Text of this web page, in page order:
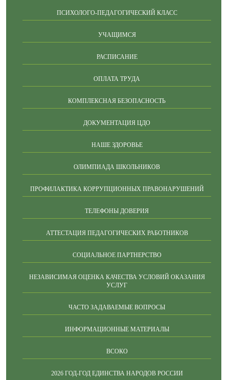
ПСИХОЛОГО-ПЕДАГОГИЧЕСКИЙ КЛАСС
УЧАЩИМСЯ
РАСПИСАНИЕ
ОПЛАТА ТРУДА
КОМПЛЕКСНАЯ БЕЗОПАСНОСТЬ
ДОКУМЕНТАЦИЯ ЦДО
НАШЕ ЗДОРОВЬЕ
ОЛИМПИАДА ШКОЛЬНИКОВ
ПРОФИЛАКТИКА КОРРУПЦИОННЫХ ПРАВОНАРУШЕНИЙ
ТЕЛЕФОНЫ ДОВЕРИЯ
АТТЕСТАЦИЯ ПЕДАГОГИЧЕСКИХ РАБОТНИКОВ
СОЦИАЛЬНОЕ ПАРТНЕРСТВО
НЕЗАВИСИМАЯ ОЦЕНКА КАЧЕСТВА УСЛОВИЙ ОКАЗАНИЯ
УСЛУГ
ЧАСТО ЗАДАВАЕМЫЕ ВОПРОСЫ
ИНФОРМАЦИОННЫЕ МАТЕРИАЛЫ
ВСОКО
2026 ГОД-ГОД ЕДИНСТВА НАРОДОВ РОССИИ